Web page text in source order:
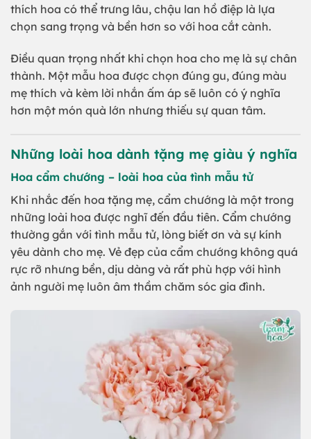
thích hoa có thể trưng lâu, chậu lan hồ điệp là lựa
chọn sang trọng và bền hơn so với hoa cắt cành.
Điều quan trọng nhất khi chọn hoa cho mẹ là sự chân
thành. Một mẫu hoa được chọn đúng gu, đúng màu
mẹ thích và kèm lời nhắn ấm áp sẽ luôn có ý nghĩa
hơn một món quà lớn nhưng thiếu sự quan tâm.
Những loài hoa dành tặng mẹ giàu ý nghĩa
Hoa cẩm chướng – loài hoa của tình mẫu tử
Khi nhắc đến hoa tặng mẹ, cẩm chướng là một trong
những loài hoa được nghĩ đến đầu tiên. Cẩm chướng
thường gắn với tình mẫu tử, lòng biết ơn và sự kính
yêu dành cho mẹ. Vẻ đẹp của cẩm chướng không quá
rực rỡ nhưng bền, dịu dàng và rất phù hợp với hình
ảnh người mẹ luôn âm thầm chăm sóc gia đình.